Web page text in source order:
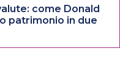
come Donald
patrimonio in due